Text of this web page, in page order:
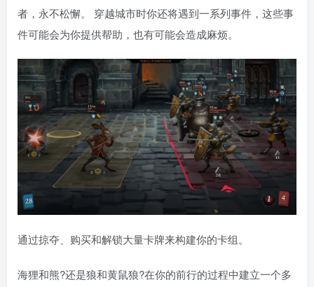
者，永不松懈。 穿越城市时你还将遇到一系列事件，这些事
件可能会为你提供帮助，也有可能会造成麻烦。
通过掠夺、购买和解锁大量卡牌来构建你的卡组。
海狸和熊?还是狼和黄鼠狼?在你的前行的过程中建立一个多